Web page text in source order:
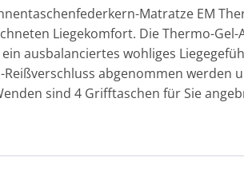
Matratze EM
Liegekomfort. Die Thermo-
ausbalanciertes wohliges
abgenommen werden
sind 4 Grifftaschen für Sie